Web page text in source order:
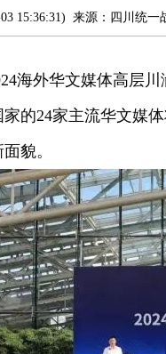
15:36:31) 来源： 四川统一
海外华文媒体高层
的24家主流华文媒
貌。